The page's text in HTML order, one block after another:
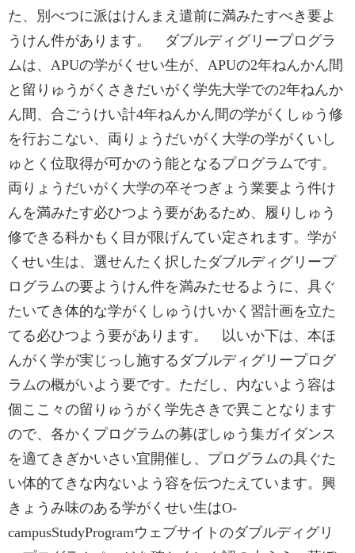
た、別べつに派はけんまえ遣前に満みたすべき要よ
うけん件があります。 ダブルディグリープログラ
ムは、APUの学がくせい生が、APUの2年ねんかん間
と留りゅうがくさきだいがく学先大学での2年ねんか
ん間、合ごうけい計4年ねんかん間の学がくしゅう修
を行おこない、両りょうだいがく大学の学がくいし
ゅとく位取得が可かのう能となるプログラムです。
両りょうだいがく大学の卒そつぎょう業要よう件け
んを満みたす必ひつよう要があるため、履りしゅう
修できる科かもく目が限げんてい定されます。学が
くせい生は、選せんたく択したダブルディグリープ
ログラムの要ようけん件を満みたせるように、具ぐ
たいてき体的な学がくしゅうけいかく習計画を立た
てる必ひつよう要があります。 以いか下は、本ほ
んがく学が実じっし施するダブルディグリープログ
ラムの概がいよう要です。ただし、内ないよう容は
個ここ々の留りゅうがく学先さきで異ことなります
ので、各かくプログラムの募ぼしゅう集ガイダンス
を適てきぎかいさい宜開催し、プログラムの具ぐた
い体的てきな内ないよう容を伝つたえています。興
きょうみ味のある学がくせい生はO-
campus‌Study‌Programウェブサイトのダブルディグリ